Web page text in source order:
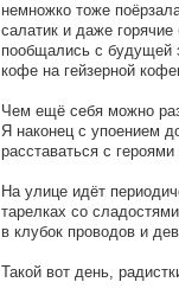
немножко тоже
салатик и даже
пообщались с будущей
кофе на гейзерной
Чем ещё себя можно
Я наконец с упоением
расставаться с
На улице идёт
тарелках со
в клубок проводов и
Такой вот день,